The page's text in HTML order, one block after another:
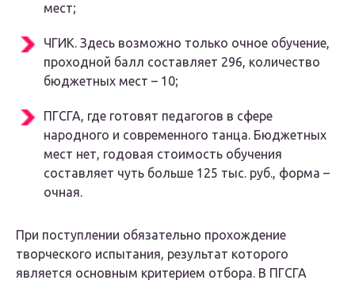
мест;
ЧГИК. Здесь возможно только очное обучение,
проходной балл составляет 296, количество
бюджетных мест – 10;
ПГСГА, где готовят педагогов в сфере
народного и современного танца. Бюджетных
мест нет, годовая стоимость обучения
составляет чуть больше 125 тыс. руб., форма –
очная.
При поступлении обязательно прохождение
творческого испытания, результат которого
является основным критерием отбора. В ПГСГА